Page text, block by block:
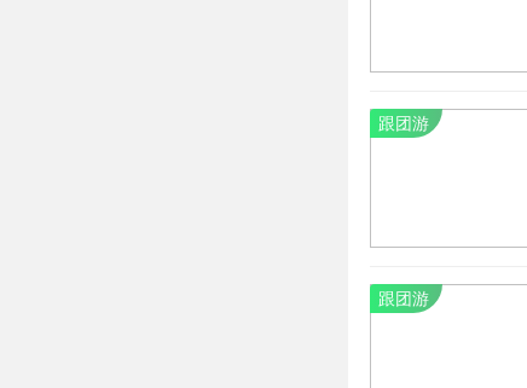
跟团游
跟团游